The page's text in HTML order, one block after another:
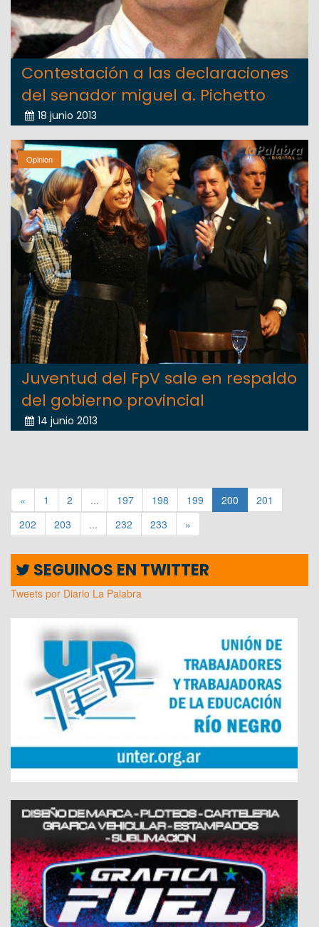
Contestación a las declaraciones
del senador miguel a. Pichetto
18 junio 2013
Opinion
Juventud del FpV sale en respaldo
del gobierno provincial
14 junio 2013
« 1 2 ... 197 198 199 200
201
202
203 ... 232 233 »
SEGUINOS EN TWITTER
Tweets por Diario La Palabra